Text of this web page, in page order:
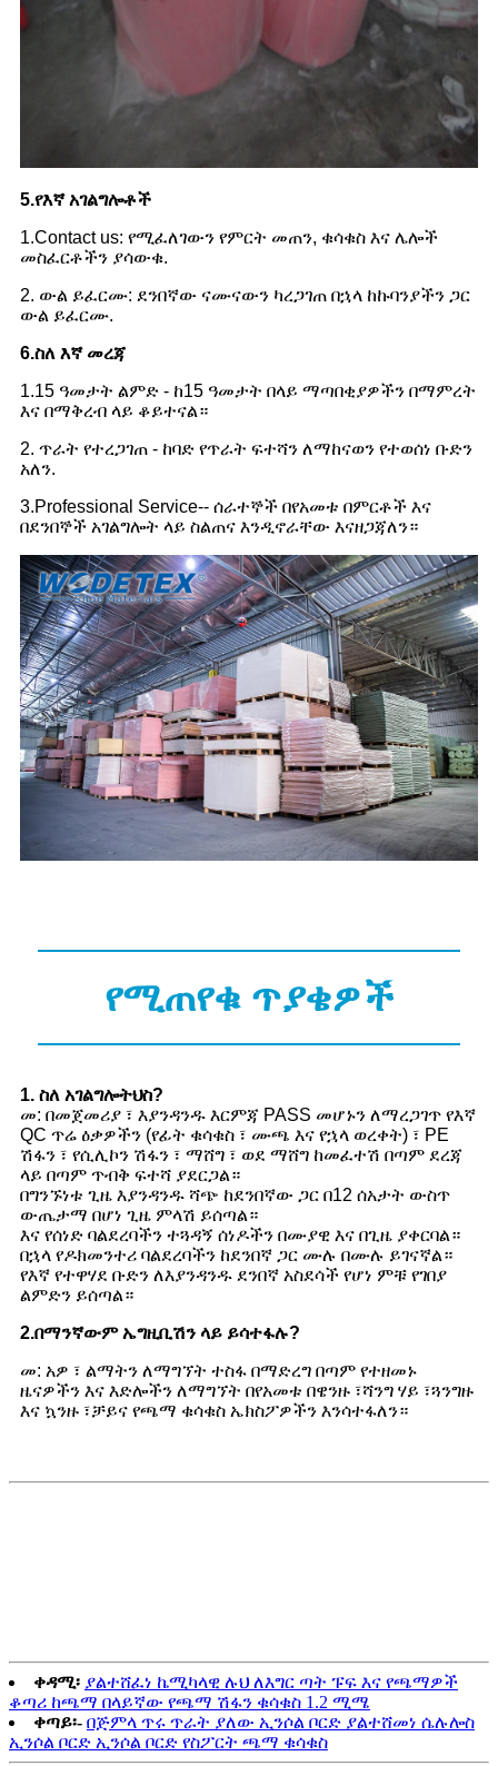
5.የእኛ አገልግሎቶች
1.Contact us: የሚፈለገውን የምርት መጠን, ቁሳቁስ እና ሌሎች
መስፈርቶችን ያሳውቁ.
2. ውል ይፈርሙ: ደንበኛው ናሙናውን ካረጋገጠ በኋላ ከኩባንያችን ጋር
ውል ይፈርሙ.
6.ስለ እኛ መረጃ
1.15 ዓመታት ልምድ - ከ15 ዓመታት በላይ ማጣበቂያዎችን በማምረት
እና በማቅረብ ላይ ቆይተናል።
2. ጥራት የተረጋገጠ - ከባድ የጥራት ፍተሻን ለማከናወን የተወሰነ ቡድን
አለን.
3.Professional Service-- ሰራተኞች በየአመቱ በምርቶች እና
በደንበኞች አገልግሎት ላይ ስልጠና እንዲኖራቸው እናዘጋጃለን።
የሚጠየቁ ጥያቄዎች
1. ስለ አገልግሎትህስ?
መ: በመጀመሪያ ፣ እያንዳንዱ እርምጃ PASS መሆኑን ለማረጋገጥ የእኛ
QC ጥሬ ዕቃዎችን (የፊት ቁሳቁስ ፣ ሙጫ እና የኋላ ወረቀት) ፣ PE
ሽፋን ፣ የሲሊኮን ሽፋን ፣ ማሸግ ፣ ወደ ማሸግ ከመፈተሽ በጣም ደረጃ
ላይ በጣም ጥብቅ ፍተሻ ያደርጋል።
በግንኙነቱ ጊዜ እያንዳንዱ ሻጭ ከደንበኛው ጋር በ12 ሰአታት ውስጥ
ውጤታማ በሆነ ጊዜ ምላሽ ይሰጣል።
እና የሰነድ ባልደረባችን ተጓዳኝ ሰነዶችን በሙያዊ እና በጊዜ ያቀርባል።
በኋላ የዶክመንተሪ ባልደረባችን ከደንበኛ ጋር ሙሉ በሙሉ ይገናኛል።
የእኛ የተዋሃደ ቡድን ለእያንዳንዱ ደንበኛ አስደሳች የሆነ ምቹ የገበያ
ልምድን ይሰጣል።
2.በማንኛውም ኤግዚቢሽን ላይ ይሳተፋሉ?
መ: አዎ ፣ ልማትን ለማግኘት ተስፋ በማድረግ በጣም የተዘመኑ
ዜናዎችን እና እድሎችን ለማግኘት በየአመቱ በዌንዙ ፣ሻንግ ሃይ ፣ጓንግዙ
እና ኳንዙ ፣ቻይና የጫማ ቁሳቁስ ኤክስፖዎችን እንሳተፋለን።
ቀዳሚ፡ ያልተሸፈነ ኬሚካላዊ ሉህ ለእግር ጣት ፑፍ እና የጫማዎች
ቆጣሪ ከጫማ በላይኛው የጫማ ሽፋን ቁሳቁስ 1.2 ሚሜ
ቀጣይ፡- በጅምላ ጥሩ ጥራት ያለው ኢንሶል ቦርድ ያልተሸመነ ሴሉሎስ
ኢንሶል ቦርድ ኢንሶል ቦርድ የስፖርት ጫማ ቁሳቁስ